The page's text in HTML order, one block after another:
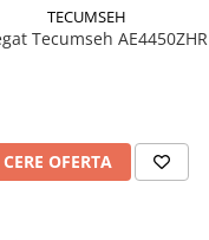
TECUMSEH
Tecumseh AE4450ZHR
CERE OFERTA